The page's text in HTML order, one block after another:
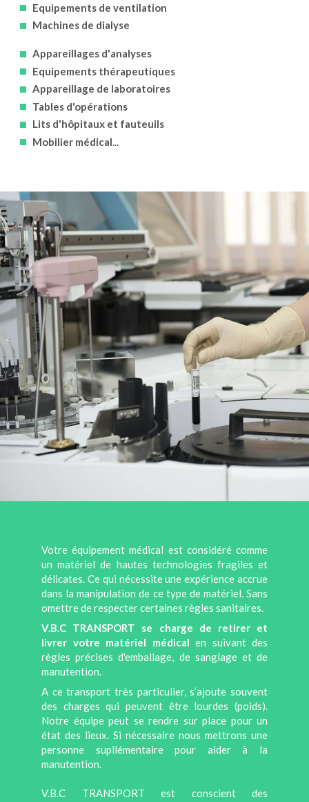
Equipements de ventilation
Machines de dialyse
Appareillages d'analyses
Equipements thérapeutiques
Appareillage de laboratoires
Tables d'opérations
Lits d'hôpitaux et fauteuils
Mobilier médical
Votre équipement médical est considéré comme
un matériel de hautes technologies fragiles et
délicates. Ce qui nécessite une expérience accrue
dans la manipulation de ce type de matériel. Sans
omettre de respecter certaines règles sanitaires.
V.B.C TRANSPORT se charge de retirer et
livrer votre matériel médical en suivant des
règles précises d'emballage, de sanglage et de
manutention.
A ce transport très particulier, s’ajoute souvent
des charges qui peuvent être lourdes (poids).
Notre équipe peut se rendre sur place pour un
état des lieux. Si nécessaire nous mettrons une
personne supllémentaire pour aider à la
manutention.
V.B.C TRANSPORT est conscient des